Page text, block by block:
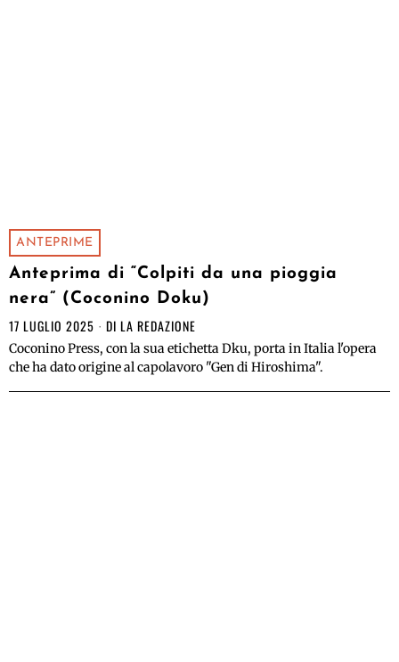
ANTEPRIME
Anteprima di “Colpiti da una pioggia
nera” (Coconino Doku)
17 LUGLIO 2025 DI LA REDAZIONE
Coconino Press, con la sua etichetta Dku, porta in Italia l'opera
che ha dato origine al capolavoro "Gen di Hiroshima".